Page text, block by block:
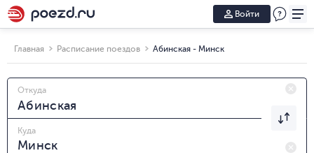
Войти
Главная Расписание поездов Абинская - Минск
Откуда
Куда